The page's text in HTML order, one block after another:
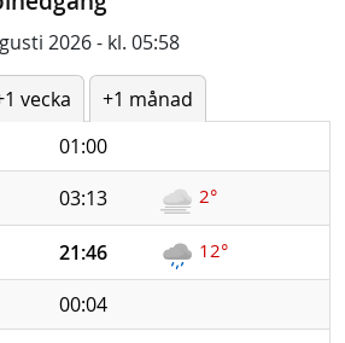
2026 - kl. 05:58
vecka
+1 månad
01:00
03:13 2°
21:46 12°
00:04